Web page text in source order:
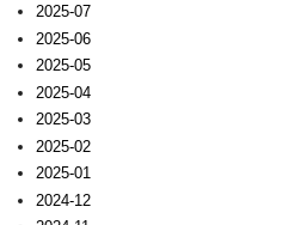
2025-07
2025-06
2025-05
2025-04
2025-03
2025-02
2025-01
2024-12